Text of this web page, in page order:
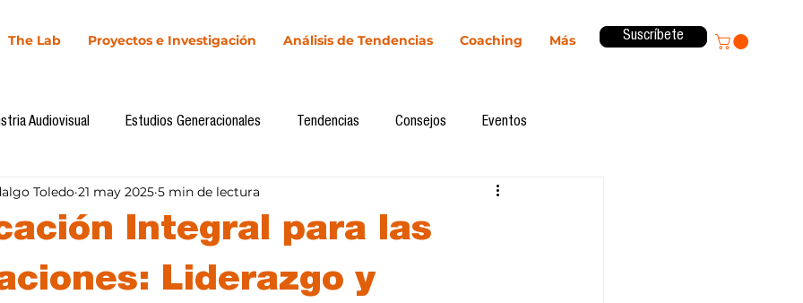
The Lab Proyectos e Investigación Análisis de Tendencias Coaching Más Suscríbete
Audiovisual Estudios Generacionales Tendencias Consejos Eventos
Cultura Digital Comunicación y Sociedad Innovación
Investigación H&NhCL
Integral para las
Liderazgo y
Toledo 21 may 2025 5 min de lectura